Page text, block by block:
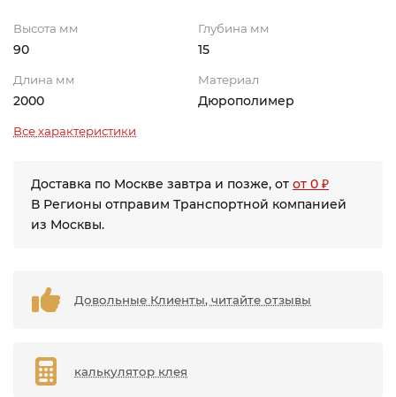
Высота мм
90
Глубина мм
15
Длина мм
2000
Материал
Дюрополимер
Все характеристики
Доставка по Москве завтра и позже, от от 0 ₽
В Регионы отправим Транспортной компанией
из Москвы.
Довольные Клиенты, читайте отзывы
калькулятор клея